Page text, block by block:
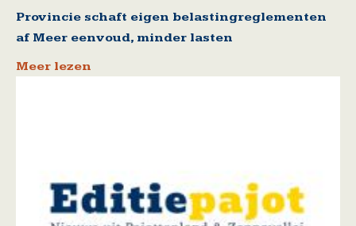
Provincie schaft eigen belastingreglementen
af Meer eenvoud, minder lasten
Meer lezen